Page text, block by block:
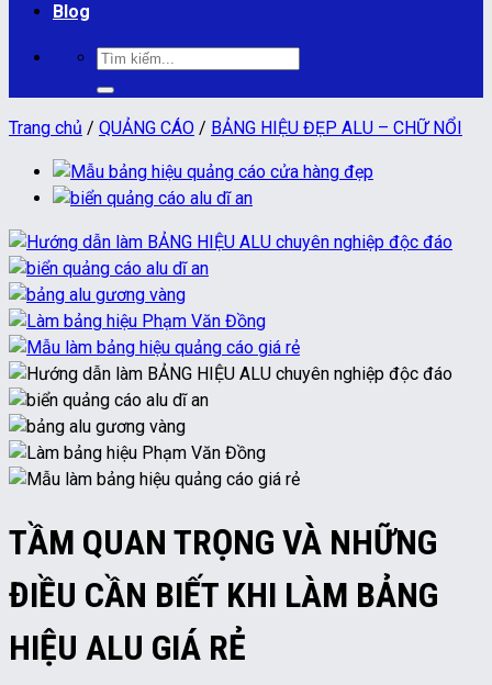
Blog
Tìm
kiếm:
Trang chủ / QUẢNG CÁO / BẢNG HIỆU ĐẸP ALU – CHỮ NỔI
TẦM QUAN TRỌNG VÀ NHỮNG
ĐIỀU CẦN BIẾT KHI LÀM BẢNG
HIỆU ALU GIÁ RẺ